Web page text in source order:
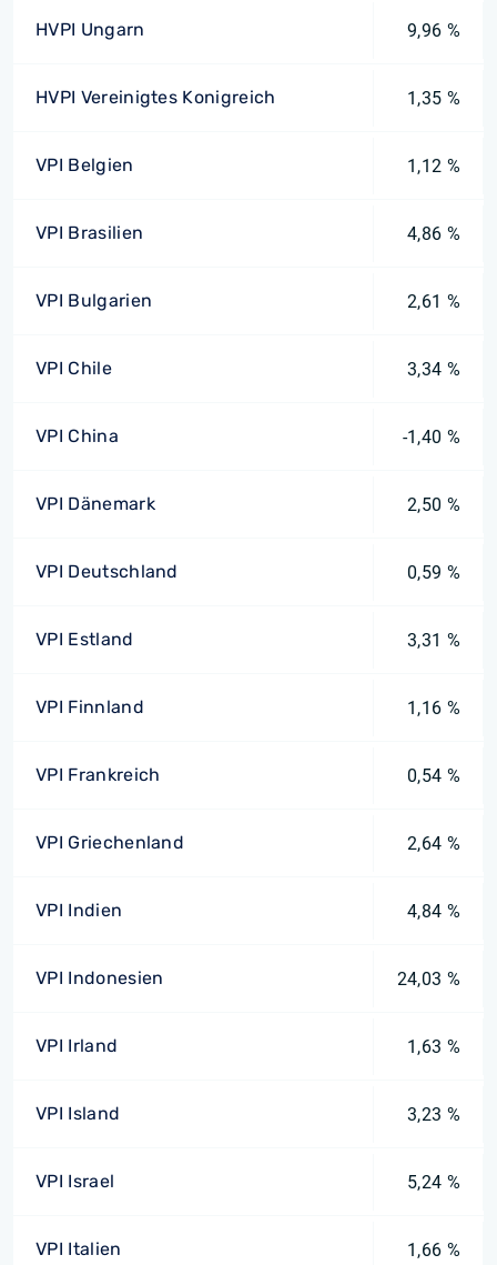
HVPI Ungarn 9,96 %
HVPI Vereinigtes Konigreich 1,35 %
VPI Belgien 1,12 %
VPI Brasilien 4,86 %
VPI Bulgarien 2,61 %
VPI Chile 3,34 %
VPI China -1,40 %
VPI Dänemark 2,50 %
VPI Deutschland 0,59 %
VPI Estland 3,31 %
VPI Finnland 1,16 %
VPI Frankreich 0,54 %
VPI Griechenland 2,64 %
VPI Indien 4,84 %
VPI Indonesien 24,03 %
VPI Irland 1,63 %
VPI Island 3,23 %
VPI Israel 5,24 %
VPI Italien 1,66 %